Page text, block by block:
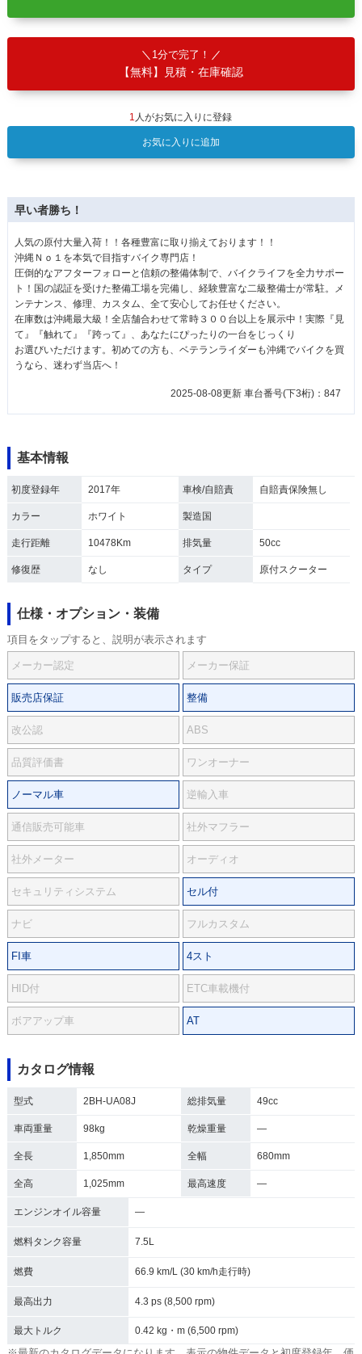
1分で完了！
【無料】見積・在庫確認
1 人がお気に入りに登録
お気に入りに追加
早い者勝ち！
人気の原付大量入荷！！各種豊富に取り揃えております！！
沖縄Ｎｏ１を本気で目指すバイク専門店！
圧倒的なアフターフォローと信頼の整備体制で、バイクライフを全力サポー
ト！国の認証を受けた整備工場を完備し、経験豊富な二級整備士が常駐。メ
ンテナンス、修理、カスタム、全て安心してお任せください。
在庫数は沖縄最大級！全店舗合わせて常時３００台以上を展示中！実際『見
て』『触れて』『跨って』、あなたにぴったりの一台をじっくり
お選びいただけます。初めての方も、ベテランライダーも沖縄でバイクを買
うなら、迷わず当店へ！
2025-08-08更新 車台番号(下3桁)：847
基本情報
初度登録年 2017年 車検/自賠責 自賠責保険無し
カラー ホワイト 製造国
走行距離 10478Km 排気量 50cc
修復歴 なし タイプ 原付スクーター
仕様・オプション・装備
項目をタップすると、説明が表示されます
メーカー認定 メーカー保証
販売店保証 整備
改公認 ABS
品質評価書 ワンオーナー
ノーマル車 逆輸入車
通信販売可能車 社外マフラー
社外メーター オーディオ
セキュリティシステム セル付
ナビ フルカスタム
FI車 4スト
HID付 ETC車載機付
ボアアップ車 AT
カタログ情報
型式 2BH-UA08J 総排気量 49cc
車両重量 98kg 乾燥重量 ―
全長 1,850mm 全幅 680mm
全高 1,025mm 最高速度 ―
エンジンオイル容量 ―
燃料タンク容量 7.5L
燃費 66.9 km/L (30 km/h走行時)
最高出力 4.3 ps (8,500 rpm)
最大トルク 0.42 kg・m (6,500 rpm)